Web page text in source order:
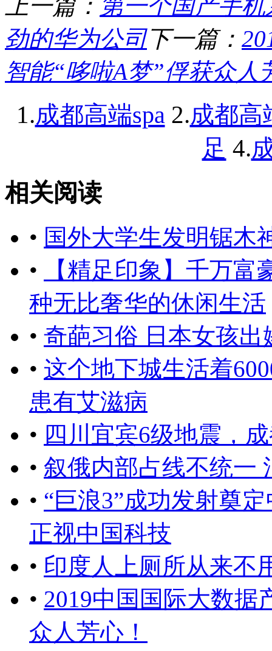
上一篇： 第一个国产手
劲的华为公司下一篇：
智能“哆啦A梦”俘获众人
1.成都高端spa 2.成都高
足 4.
相关阅读
• 国外大学生发明锯木
•
【精足印象】千万
种无比奢华的休闲生活
• 奇葩习俗 日本女孩
• 这个地下城生活着
患有艾滋病
• 四川宜宾6级地震，
• 叙俄内部占线不统一
• “巨浪3”成功发射奠
正视中国科技
• 印度人上厕所从来不
• 2019中国国际大数据
众人芳心！